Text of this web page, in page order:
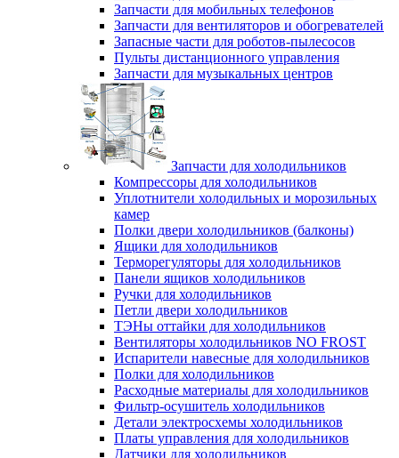
Запчасти для мобильных телефонов
Запчасти для вентиляторов и обогревателей
Запасные части для роботов-пылесосов
Пульты дистанционного управления
Запчасти для музыкальных центров
Запчасти для холодильников
Компрессоры для холодильников
Уплотнители холодильных и морозильных
камер
Полки двери холодильников (балконы)
Ящики для холодильников
Терморегуляторы для холодильников
Панели ящиков холодильников
Ручки для холодильников
Петли двери холодильников
ТЭНы оттайки для холодильников
Вентиляторы холодильников NO FROST
Испарители навесные для холодильников
Полки для холодильников
Расходные материалы для холодильников
Фильтр-осушитель холодильников
Детали электросхемы холодильников
Платы управления для холодильников
Датчики для холодильников